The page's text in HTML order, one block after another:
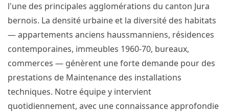
l'une des principales agglomérations du canton Jura
bernois. La densité urbaine et la diversité des habitats
— appartements anciens haussmanniens, résidences
contemporaines, immeubles 1960-70, bureaux,
commerces — génèrent une forte demande pour des
prestations de Maintenance des installations
techniques. Notre équipe y intervient
quotidiennement, avec une connaissance approfondie